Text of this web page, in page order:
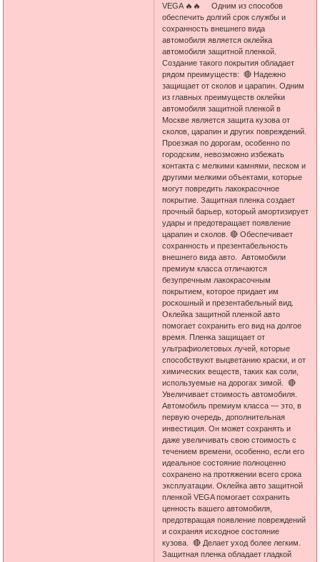
VEGA 🔥🔥 Одним из способов
обеспечить долгий срок службы и
сохранность внешнего вида
автомобиля является оклейка
автомобиля защитной пленкой.
Создание такого покрытия обладает
рядом преимуществ: 🔴 Надежно
защищает от сколов и царапин. Одним
из главных преимуществ оклейки
автомобиля защитной пленкой в
Москве является защита кузова от
сколов, царапин и других повреждений.
Проезжая по дорогам, особенно по
городским, невозможно избежать
контакта с мелкими камнями, песком и
другими мелкими объектами, которые
могут повредить лакокрасочное
покрытие. Защитная пленка создает
прочный барьер, который амортизирует
удары и предотвращает появление
царапин и сколов. 🔴 Обеспечивает
сохранность и презентабельность
внешнего вида авто. Автомобили
премиум класса отличаются
безупречным лакокрасочным
покрытием, которое придает им
роскошный и презентабельный вид.
Оклейка защитной пленкой авто
помогает сохранить его вид на долгое
время. Пленка защищает от
ультрафиолетовых лучей, которые
способствуют выцветанию краски, и от
химических веществ, таких как соли,
используемые на дорогах зимой. 🔴
Увеличивает стоимость автомобиля.
Автомобиль премиум класса — это, в
первую очередь, дополнительная
инвестиция. Он может сохранять и
даже увеличивать свою стоимость с
течением времени, особенно, если его
идеальное состояние полноценно
сохранено на протяжении всего срока
эксплуатации. Оклейка авто защитной
пленкой VEGA помогает сохранить
ценность вашего автомобиля,
предотвращая появление повреждений
и сохраняя исходное состояние
кузова. 🔴 Делает уход более легким.
Защитная пленка обладает гладкой